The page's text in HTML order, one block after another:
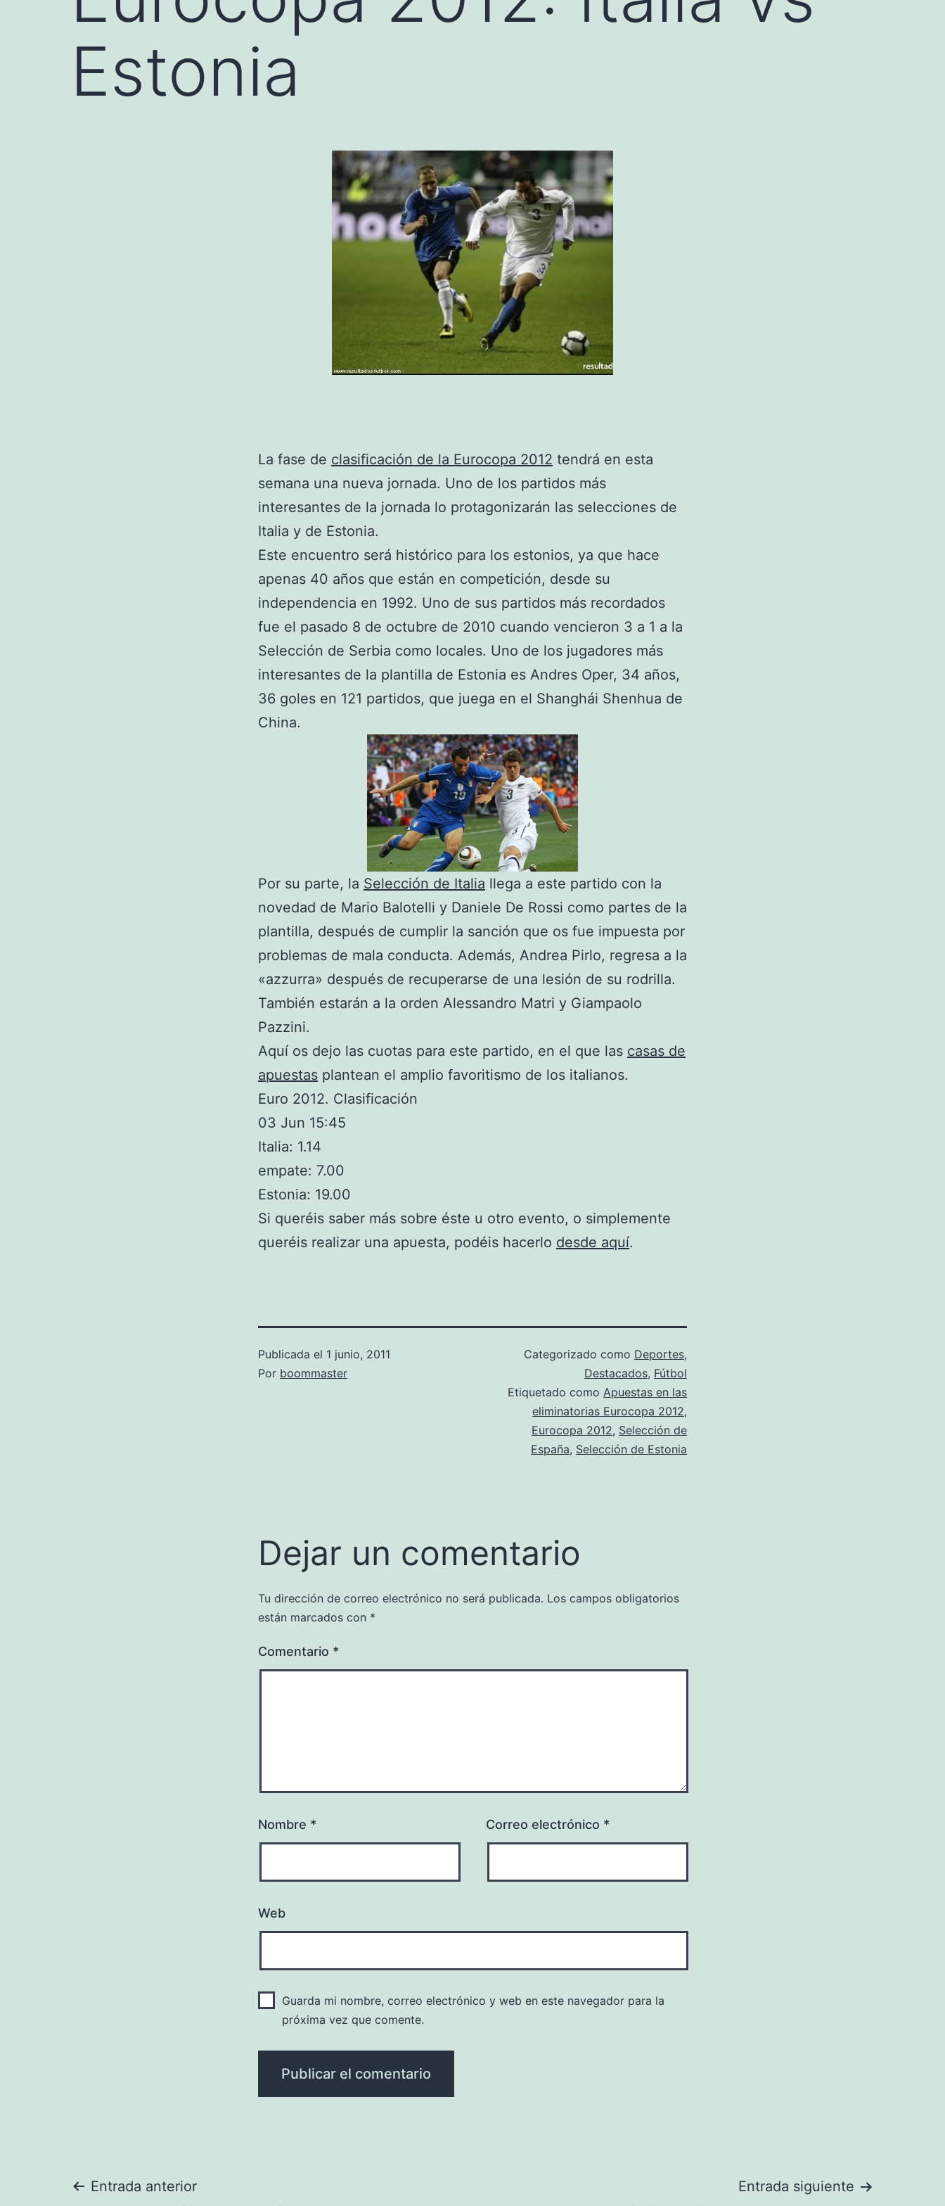
Estonia
La fase de clasificación de la Eurocopa 2012 tendrá en esta
semana una nueva jornada. Uno de los partidos más
interesantes de la jornada lo protagonizarán las selecciones de
Italia y de Estonia.
Este encuentro será histórico para los estonios, ya que hace
apenas 40 años que están en competición, desde su
independencia en 1992. Uno de sus partidos más recordados
fue el pasado 8 de octubre de 2010 cuando vencieron 3 a 1 a la
Selección de Serbia como locales. Uno de los jugadores más
interesantes de la plantilla de Estonia es Andres Oper, 34 años,
36 goles en 121 partidos, que juega en el Shanghái Shenhua de
China.
Por su parte, la Selección de Italia llega a este partido con la
novedad de Mario Balotelli y Daniele De Rossi como partes de la
plantilla, después de cumplir la sanción que os fue impuesta por
problemas de mala conducta. Además, Andrea Pirlo, regresa a la
«azzurra» después de recuperarse de una lesión de su rodrilla.
También estarán a la orden Alessandro Matri y Giampaolo
Pazzini.
Aquí os dejo las cuotas para este partido, en el que las casas de
apuestas plantean el amplio favoritismo de los italianos.
Euro 2012. Clasificación
03 Jun 15:45
Italia: 1.14
empate: 7.00
Estonia: 19.00
Si queréis saber más sobre éste u otro evento, o simplemente
queréis realizar una apuesta, podéis hacerlo desde aquí.
Publicada el 1 junio, 2011
Por boommaster
Categorizado como Deportes,
Destacados, Fútbol
Etiquetado como Apuestas en las
eliminatorias Eurocopa 2012,
Eurocopa 2012, Selección de
España, Selección de Estonia
Dejar un comentario
Tu dirección de correo electrónico no será publicada. Los campos obligatorios
están marcados con *
Comentario *
Nombre * Correo electrónico *
Web
Guarda mi nombre, correo electrónico y web en este navegador para la
próxima vez que comente.
Navegación
Entrada anterior Entrada siguiente